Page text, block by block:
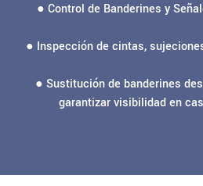
● Control de Banderines y
● Inspección de cintas,
● Sustitución de banderines
garantizar visibilidad en